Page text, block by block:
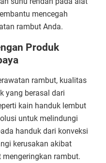
mencegah
rambut Anda.
Produk
rambut, kualitas
yang berasal dari
kain handuk lembut
untuk melindungi
handuk dari konveksi
kerusakan akibat
rambut.